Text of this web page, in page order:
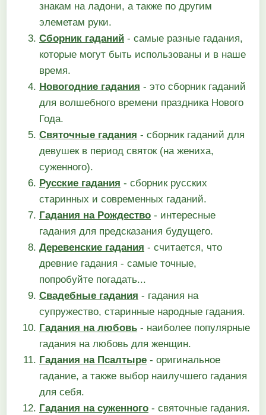
знакам на ладони, а также по другим
элеметам руки.
Сборник гаданий - самые разные гадания,
которые могут быть использованы и в наше
время.
Новогодние гадания - это сборник гаданий
для волшебного времени праздника Нового
Года.
Святочные гадания - сборник гаданий для
девушек в период святок (на жениха,
суженного).
Русские гадания - сборник русских
старинных и современных гаданий.
Гадания на Рождество - интересные
гадания для предсказания будущего.
Деревенские гадания - считается, что
древние гадания - самые точные,
попробуйте погадать...
Свадебные гадания - гадания на
супружество, старинные народные гадания.
Гадания на любовь - наиболее популярные
гадания на любовь для женщин.
Гадания на Псалтыре - оригинальное
гадание, а также выбор наилучшего гадания
для себя.
Гадания на суженного - святочные гадания.